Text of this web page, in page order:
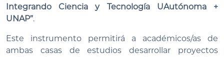
Integrando Ciencia y Tecnología UAutónoma +
UNAP”.
Este instrumento permitirá a académicos/as de
ambas casas de estudios desarrollar proyectos